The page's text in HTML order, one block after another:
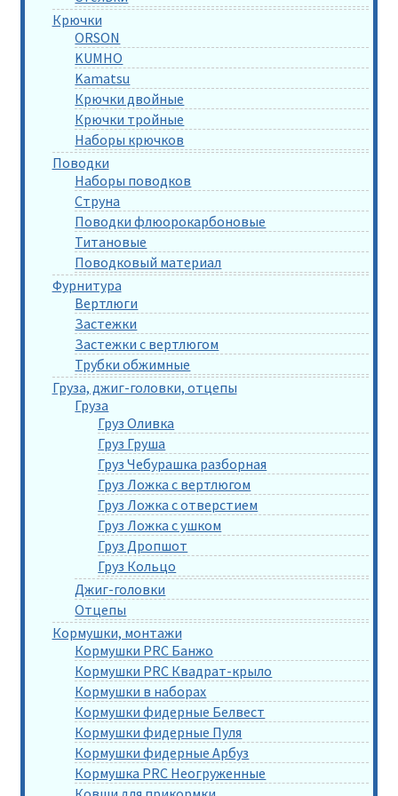
Крючки
ORSON
KUMHO
Kamatsu
Крючки двойные
Крючки тройные
Наборы крючков
Поводки
Наборы поводков
Струна
Поводки флюорокарбоновые
Титановые
Поводковый материал
Фурнитура
Вертлюги
Застежки
Застежки с вертлюгом
Трубки обжимные
Груза, джиг-головки, отцепы
Груза
Груз Оливка
Груз Груша
Груз Чебурашка разборная
Груз Ложка с вертлюгом
Груз Ложка с отверстием
Груз Ложка с ушком
Груз Дропшот
Груз Кольцо
Джиг-головки
Отцепы
Кормушки, монтажи
Кормушки PRC Банжо
Кормушки PRC Квадрат-крыло
Кормушки в наборах
Кормушки фидерные Белвест
Кормушки фидерные Пуля
Кормушки фидерные Арбуз
Кормушка PRC Неогруженные